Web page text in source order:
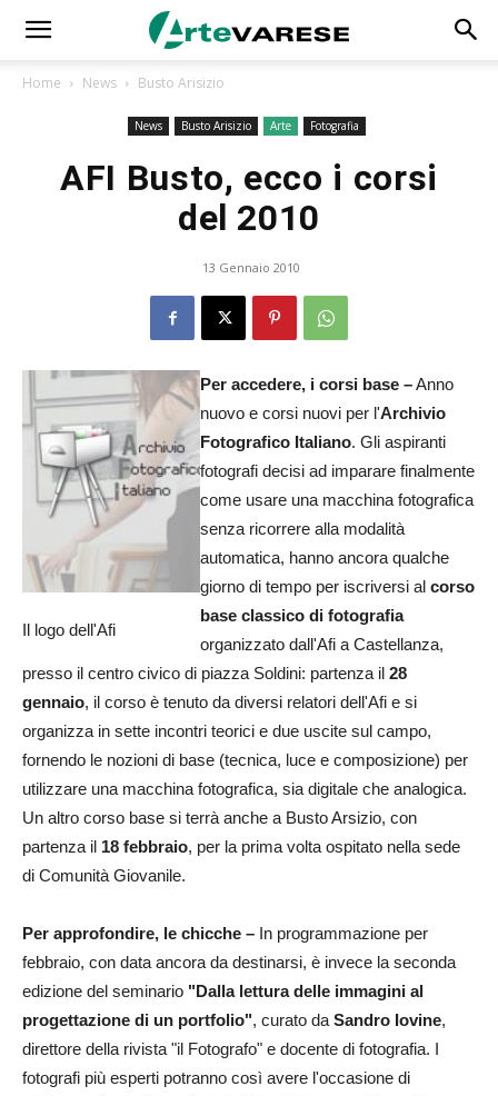
Home News Busto Arisizio
News Busto Arisizio Arte Fotografia
AFI Busto, ecco i corsi
del 2010
13 Gennaio 2010
Il logo dell'Afi
Per accedere, i corsi base –Anno
nuovo e corsi nuovi per l'Archivio
Fotografico Italiano. Gli aspiranti
fotografi decisi ad imparare finalmente
come usare una macchina fotografica
senza ricorrere alla modalità
automatica, hanno ancora qualche
giorno di tempo per iscriversi al corso
base classico di fotografia
organizzato dall'Afi a Castellanza,
presso il centro civico di piazza Soldini: partenza il 28
gennaio, il corso è tenuto da diversi relatori dell'Afi e si
organizza in sette incontri teorici e due uscite sul campo,
fornendo le nozioni di base (tecnica, luce e composizione) per
utilizzare una macchina fotografica, sia digitale che analogica.
Un altro corso base si terrà anche a Busto Arsizio, con
partenza il 18 febbraio, per la prima volta ospitato nella sede
di Comunità Giovanile.
Per approfondire, le chicche – In programmazione per
febbraio, con data ancora da destinarsi, è invece la seconda
edizione del seminario "Dalla lettura delle immagini al
progettazione di un portfolio", curato da Sandro Iovine,
direttore della rivista "il Fotografo" e docente di fotografia. I
fotografi più esperti potranno così avere l'occasione di